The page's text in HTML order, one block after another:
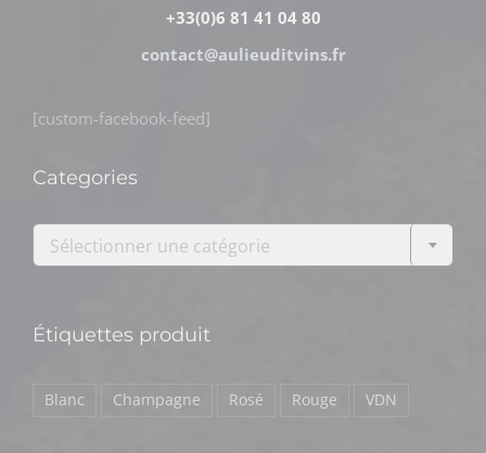
+33(0)6 81 41 04 80
contact@aulieuditvins.fr
[custom-facebook-feed]
Categories
Sélectionner une catégorie
Étiquettes produit
Blanc Champagne Rosé Rouge VDN